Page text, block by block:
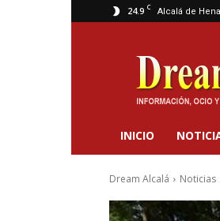
24.9 C Alcalá de
Dream
Alcalá
INICIO
Dream Alcalá Noticias